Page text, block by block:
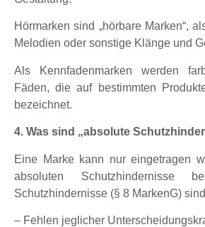
Hörmarken sind „hörbare Marken“,
Melodien oder sonstige Klänge und
Als Kennfadenmarken werden
Fäden, die auf bestimmten
bezeichnet.
4. Was sind „absolute
Eine Marke kann nur eingetragen
absoluten Schutzhindernisse
Schutzhindernisse (§ 8 MarkenG)
– Fehlen jeglicher